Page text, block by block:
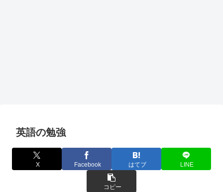
英語の勉強
X Facebook はてブ LINE
コピー